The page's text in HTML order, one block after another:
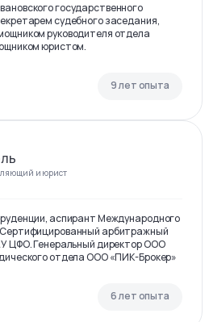
государственного
судебного заседания,
руководителя отдела
юристом.
9 лет опыта
и юрист
аспирант Международного
арбитражный
ЦФО. Генеральный директор ООО
отдела ООО «ПИК-Брокер»
6 лет опыта